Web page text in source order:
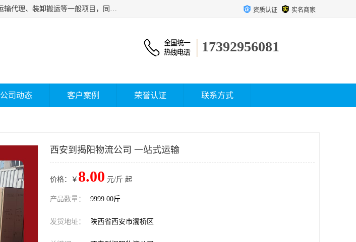
西安福鸿祥物流有限公司成立于2021年，位于陕西省西安市灞桥区，公司主要从事国内货物运输代理、装卸搬运等一般项目，同时具备道路货物运输（不含危险货物）的许可资质。凭借专业的物流服务和*的运输能力，公司致力于为客户提供安全、可靠的物流解决方案，满足多样化的运输需求，助力企业*运营。 资质认证 实名商家
17392956081
公司动态 客户案例 荣誉认证 联系方式
西安到揭阳物流公司 一站式运输
价格：￥ 8.00 元/斤 起
产品数量： 9999.00斤
发货地址： 陕西省西安市灞桥区